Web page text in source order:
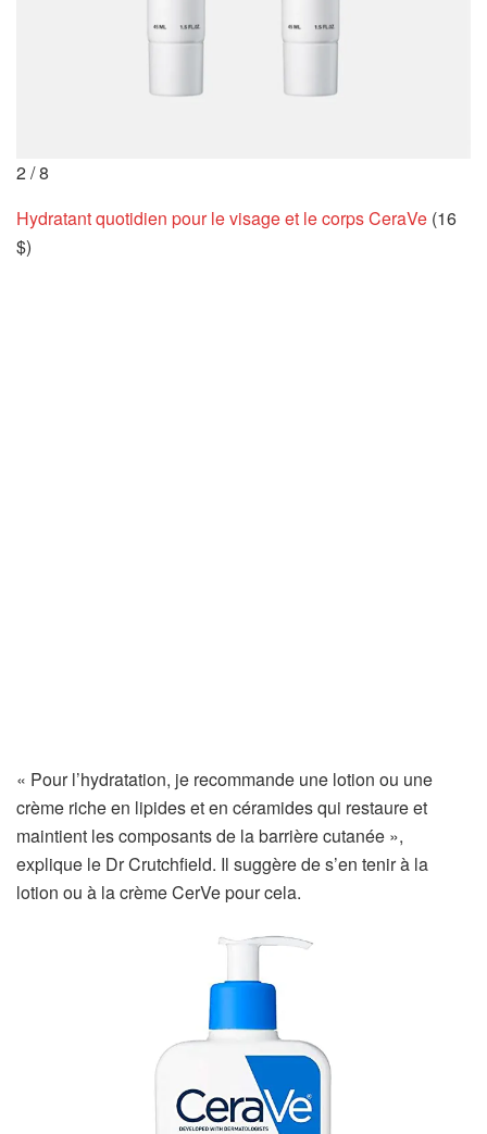
2/8
Hydratant quotidien pour le visage et le corps CeraVe (16
$)
« Pour l’hydratation, je recommande une lotion ou une
crème riche en lipides et en céramides qui restaure et
maintient les composants de la barrière cutanée »,
explique le Dr Crutchfield. Il suggère de s’en tenir à la
lotion ou à la crème CerVe pour cela.